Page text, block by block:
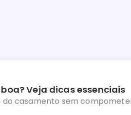
Veja dicas essenciais
casamento sem